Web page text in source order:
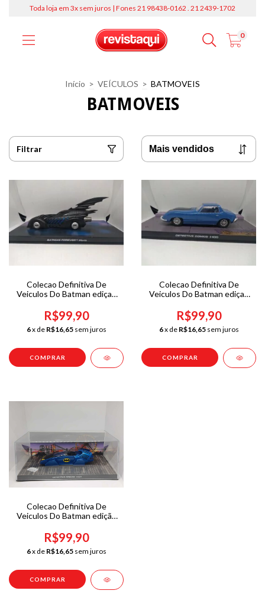
Toda loja em 3x sem juros | Fones 21 98438-0162 . 21 2439-1702
0
Início > VEÍCULOS > BATMOVEIS
BATMOVEIS
Filtrar
Colecao Definitiva De
Veiculos Do Batman ediçao
1/43
R$99,90
6x de R$16,65 sem juros
Colecao Definitiva De
Veiculos Do Batman ediçao
1/43
R$99,90
6x de R$16,65 sem juros
Colecao Definitiva De
Veiculos Do Batman edição
1/43
R$99,90
6x de R$16,65 sem juros